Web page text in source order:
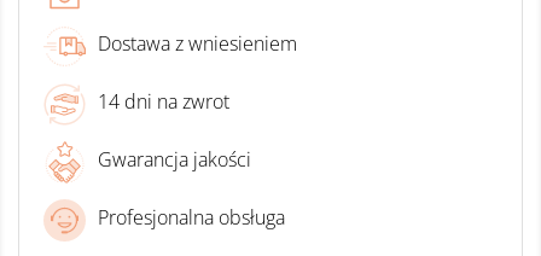
Dostawa z wniesieniem
14 dni na zwrot
Gwarancja jakości
Profesjonalna obsługa